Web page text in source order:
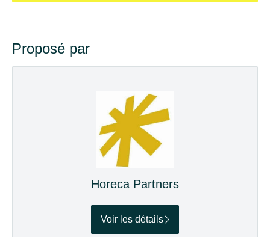
Proposé par
Horeca Partners
Voir les détails